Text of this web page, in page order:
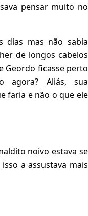
pensar muito no
dias mas não sabia
de longos cabelos
Geordo ficasse perto
agora? Aliás, sua
faria e não o que ele
noivo estava se
a assustava mais